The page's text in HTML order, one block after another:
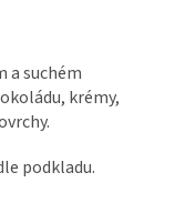
a suchém
krémy,
podkladu.